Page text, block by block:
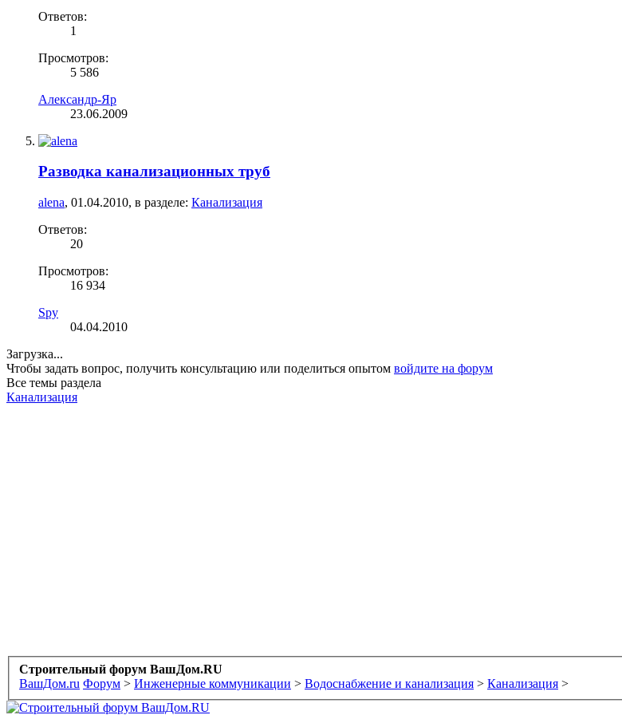
Ответов:
1
Просмотров:
5 586
Александр-Яр
23.06.2009
Разводка канализационных труб
alena, 01.04.2010, в разделе: Канализация
Ответов:
20
Просмотров:
16 934
Spy
04.04.2010
Загрузка...
Чтобы задать вопрос, получить консультацию или поделиться опытом войдите на форум
Все темы раздела
Канализация
Строительный форум ВашДом.RU
ВашДом.ru Форум > Инженерные коммуникации > Водоснабжение и канализация > Канализация >